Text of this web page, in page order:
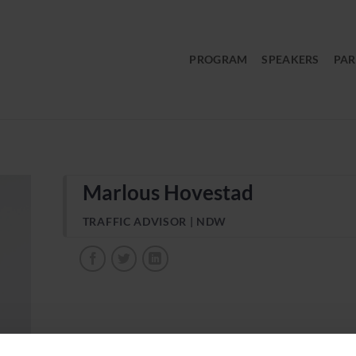
PROGRAM SPEAKERS
Marlous Hovestad
TRAFFIC ADVISOR | NDW